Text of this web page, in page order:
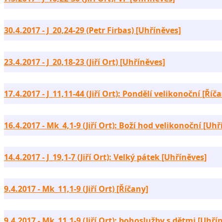
30.4.2017 - J_20,24-29 (Petr Firbas) [Uhříněves]
23.4.2017 - J_20,18-23 (Jiří Ort) [Uhříněves]
17.4.2017 - J_11,11-44 (Jiří Ort): Pondělí velikonoční
16.4.2017 - Mk_4,1-9 (Jiří Ort): Boží hod velikonoční
14.4.2017 - J_19,1-7 (Jiří Ort): Velký pátek [Uhříněves]
9.4.2017 - Mk_11,1-9 (Jiří Ort) [Říčany]